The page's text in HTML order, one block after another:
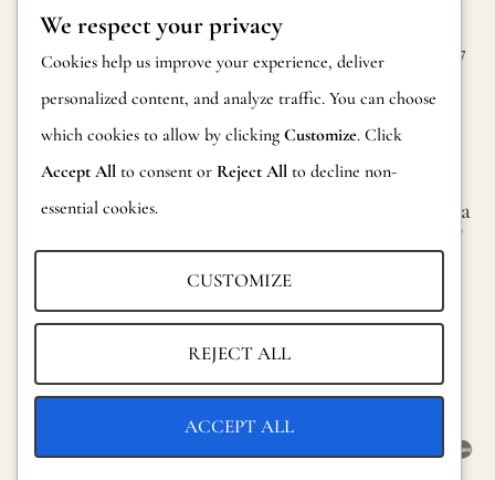
privacidad
Política de
cookies
Condiciones
generales
Aviso legal
ACIÓN
Preguntas
frecuentes
Información
sobre
Devoluciones
Catalogo para
distribuidores
Sostenibilidad
Calle Alheli, 7
29730 Rincón
de la Victoria
España
hola@jamesma
lonefabrics.co
m
Malone
2021
We respect your privacy
Cookies help us improve your experience, deliver
personalized content, and analyze traffic. You can choose
which cookies to allow by clicking Customize. Click
Accept All to consent or Reject All to decline non-
essential cookies.
CUSTOMIZE
REJECT ALL
ACCEPT ALL